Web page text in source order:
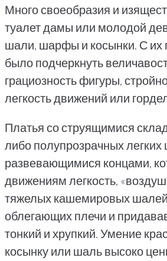
Много своеобразия и
туалет дамы или молодой
шали, шарфы и косынки. С
было подчеркнуть
грациозность фигуры,
легкость движений или
Платья со струящимися
либо полупрозрачных
развевающимися концами,
движениям легкость,
тяжелых кашемировых
облегающих плечи и
тонкий и хрупкий. Умение
косынку или шаль высоко